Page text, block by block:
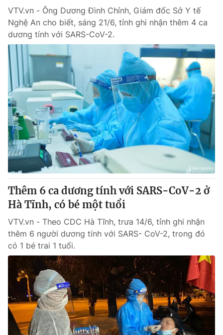
VTV.vn - Ông Dương Đình Chỉnh, Giám đốc Sở Y tế
Nghệ An cho biết, sáng 21/6, tỉnh ghi nhận thêm 4 ca
dương tính với SARS-CoV-2.
Thêm 6 ca dương tính với SARS-CoV-2 ở
Hà Tĩnh, có bé một tuổi
VTV.vn - Theo CDC Hà Tĩnh, trưa 14/6, tỉnh ghi nhận
thêm 6 người dương tính với SARS- CoV-2, trong đó
có 1 bé trai 1 tuổi.